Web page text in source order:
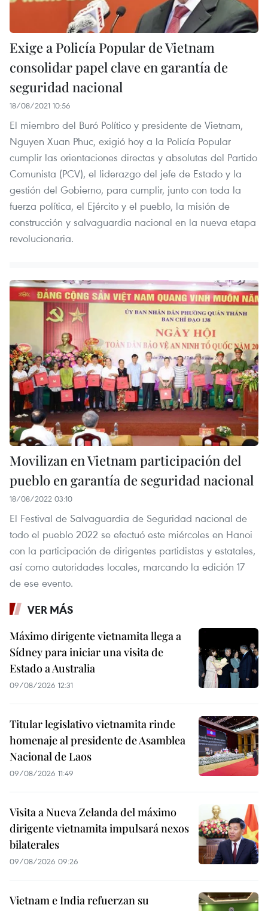
Exige a Policía Popular de Vietnam
consolidar papel clave en garantía de
seguridad nacional
18/08/2021 10:56
El miembro del Buró Político y presidente de Vietnam,
Nguyen Xuan Phuc, exigió hoy a la Policía Popular
cumplir las orientaciones directas y absolutas del Partido
Comunista (PCV), el liderazgo del jefe de Estado y la
gestión del Gobierno, para cumplir, junto con toda la
fuerza política, el Ejército y el pueblo, la misión de
construcción y salvaguardia nacional en la nueva etapa
revolucionaria. ​
Movilizan en Vietnam participación del
pueblo en garantía de seguridad nacional
18/08/2022 03:10
El Festival de Salvaguardia de Seguridad nacional de
todo el pueblo 2022 se efectuó este miércoles en Hanoi
con la participación de dirigentes partidistas y estatales,
así como autoridades locales, marcando la edición 17
de ese evento.
VER MÁS
Máximo dirigente vietnamita llega a
Sídney para iniciar una visita de
Estado a Australia
09/08/2026 12:31
Titular legislativo vietnamita rinde
homenaje al presidente de Asamblea
Nacional de Laos
09/08/2026 11:49
Visita a Nueva Zelanda del máximo
dirigente vietnamita impulsará nexos
bilaterales
09/08/2026 09:26
Vietnam e India refuerzan su